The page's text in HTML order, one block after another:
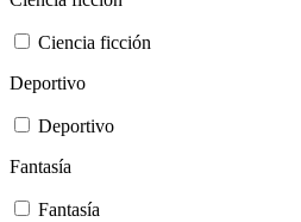
Ciencia ficción
Deportivo
Deportivo
Fantasía
Fantasía